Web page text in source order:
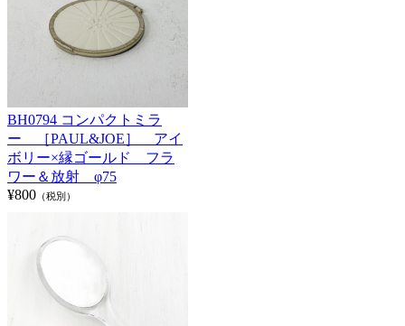
BH0794 コンパクトミラ
ー ［PAUL&JOE］ アイ
ボリー×縁ゴールド フラ
ワー＆放射 φ75
¥800 （税別）